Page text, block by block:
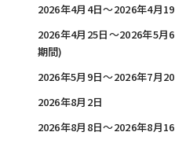
2026年4月4日～2026年4月
2026年4月25日～2026年5
期間)
2026年5月9日～2026年7月
2026年8月2日
2026年8月8日～2026年8月